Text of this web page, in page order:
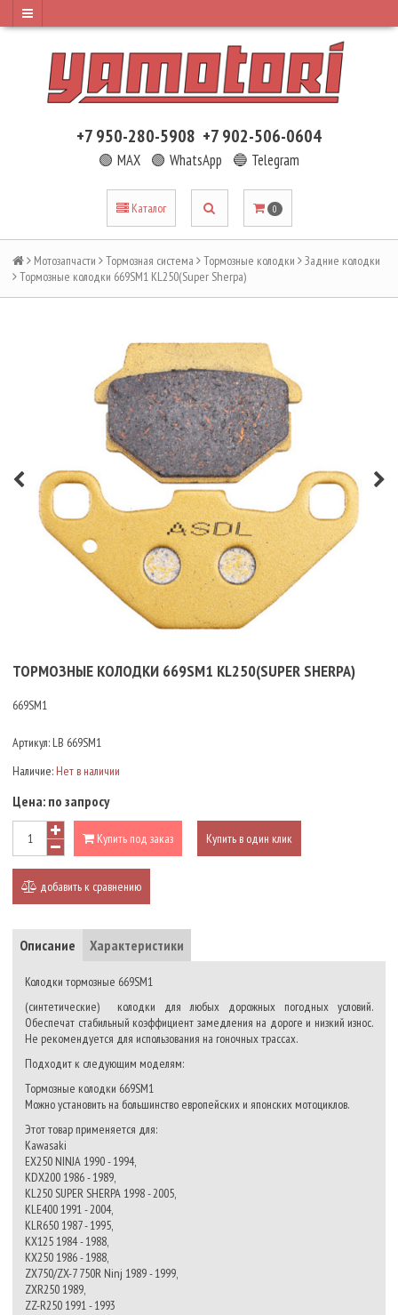
+7 950-280-5908 +7 902-506-0604
🟢 MAX 🟢 WhatsApp 🔵 Telegram
Каталог 0
Мотозапчасти Тормозная система Тормозные колодки
Задние колодки
Тормозные колодки 669SM1 KL250(Super Sherpa)
ТОРМОЗНЫЕ КОЛОДКИ 669SM1 KL250(SUPER SHERPA)
669SM1
Артикул: LB 669SM1
Наличие: Нет в наличии
Цена: по запросу
Купить под заказ Купить в один клик
добавить к сравнению
Описание Характеристики
Колодки тормозные 669SM1
(синтетические) колодки для любых дорожных погодных условий.
Обеспечат стабильный коэффициент замедления на дороге и низкий износ.
Не рекомендуется для использования на гоночных трассах.
Подходит к следующим моделям:
Тормозные колодки 669SM1
Можно установить на большинство европейских и японских мотоциклов.
Этот товар применяется для:
Kawasaki
EX250 NINJA 1990 - 1994,
KDX200 1986 - 1989,
KL250 SUPER SHERPA 1998 - 2005,
KLE400 1991 - 2004,
KLR650 1987 - 1995,
KX125 1984 - 1988,
KX250 1986 - 1988,
ZX750/ZX-7 750R Ninj 1989 - 1999,
ZXR250 1989,
ZZ-R250 1991 - 1993